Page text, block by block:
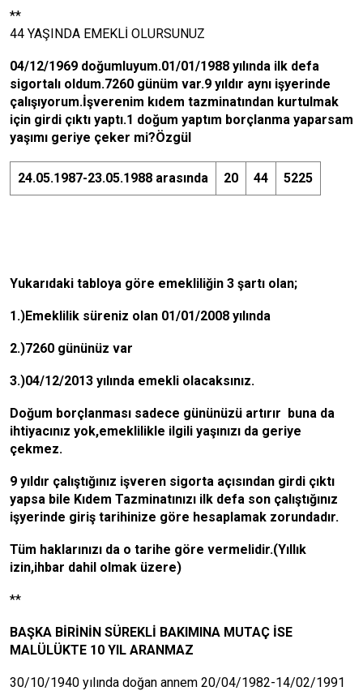
**
44 YAŞINDA EMEKLİ OLURSUNUZ
04/12/1969 doğumluyum.01/01/1988 yılında ilk defa
sigortalı oldum.7260 günüm var.9 yıldır aynı işyerinde
çalışıyorum.İşverenim kıdem tazminatından kurtulmak
için girdi çıktı yaptı.1 doğum yaptım borçlanma yaparsam
yaşımı geriye çeker mi?Özgül
24.05.1987-23.05.1988 arasında 20 44 5225
Yukarıdaki tabloya göre emekliliğin 3 şartı olan;
1.)Emeklilik süreniz olan 01/01/2008 yılında
2.)7260 gününüz var
3.)04/12/2013 yılında emekli olacaksınız.
Doğum borçlanması sadece gününüzü artırır buna da
ihtiyacınız yok,emeklilikle ilgili yaşınızı da geriye
çekmez.
9 yıldır çalıştığınız işveren sigorta açısından girdi çıktı
yapsa bile Kıdem Tazminatınızı ilk defa son çalıştığınız
işyerinde giriş tarihinize göre hesaplamak zorundadır.
Tüm haklarınızı da o tarihe göre vermelidir.(Yıllık
izin,ihbar dahil olmak üzere)
**
BAŞKA BİRİNİN SÜREKLİ BAKIMINA MUTAÇ İSE
MALÜLÜKTE 10 YIL ARANMAZ
30/10/1940 yılında doğan annem 20/04/1982-14/02/1991